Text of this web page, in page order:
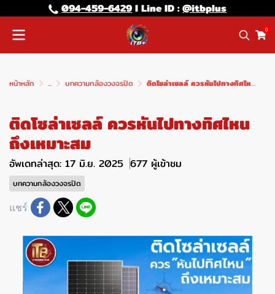
094-459-6429l Line lD :@itbplus
0
หน้าหลัก ... บทความกล้องวงจรปิด ติดโซล่าเซลล์ ควรหันไปทางทิศไหน ถึงเหมาะสม
ติดโซล่าเซลล์ ควรหันไปทางทิศไหน
ถึงเหมาะสม
อัพเดทล่าสุด: 17 มิ.ย. 2025 677 ผู้เข้าชม
บทความกล้องวงจรปิด
แชร์